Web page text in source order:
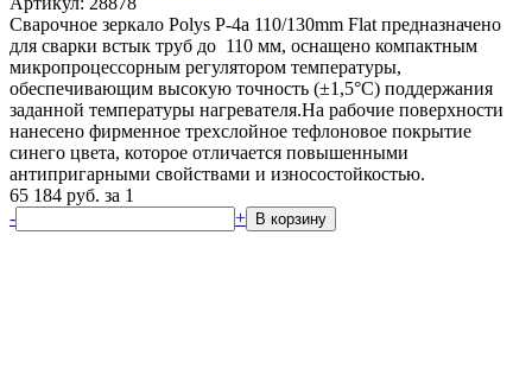
Сварочное зеркало Polys P-4a 110/130mm Flat предназначено
для сварки встык труб до 110 мм, оснащено компактным
микропроцессорным регулятором температуры,
обеспечивающим высокую точность (±1,5°С) поддержания
заданной температуры нагревателя.На рабочие поверхности
нанесено фирменное трехслойное тефлоновое покрытие
синего цвета, которое отличается повышенными
антипригарными свойствами и износостойкостью.
65 184 руб. за 1
-
+ В корзину